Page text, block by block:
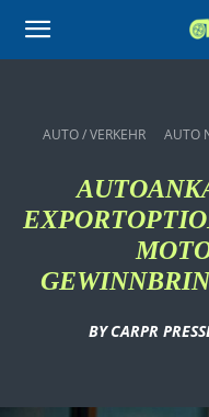
KFZtips.com
AUTO / VERKEHR AUTO
BY CARPR